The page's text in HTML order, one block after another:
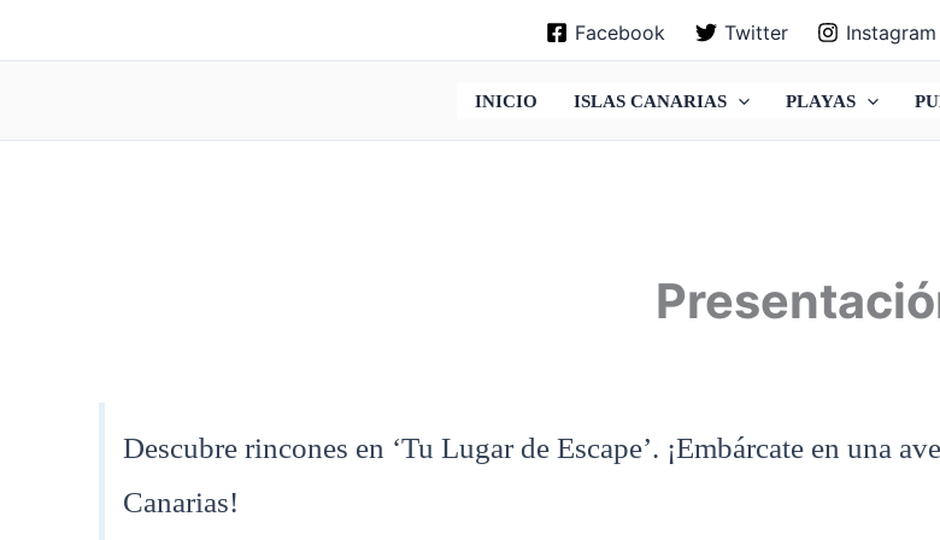
Facebook Twitter Instagram
INICIO ISLAS CANARIAS PLAYAS
Descubre rincones en ‘Tu Lugar de Escape’. ¡Embárcate en una
Canarias!